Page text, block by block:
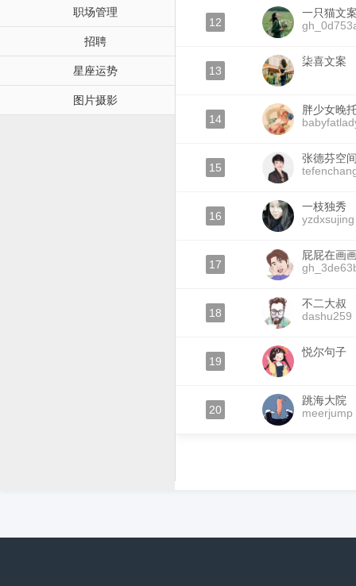
职场管理
招聘
星座运势
图片摄影
12
一只猫文
13
柒喜文案
14
胖少女晚
15
张德芬空
16
一枝独秀
yzdxsujing
17
屁屁在画
18
不二大叔
dashu259
19
悦尔句子
20
跳海大院
meerjump